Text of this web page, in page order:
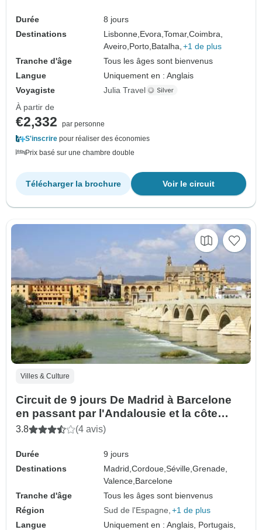
Durée
8 jours
Destinations
Lisbonne, Evora,Tomar,Coimbra,
Aveiro, Porto, Batalha, +1 de plus
Tranche d'âge
Tous les âges sont bienvenus
Langue
Uniquement en : Anglais
Voyagiste
Julia Travel
À partir de
€2,332
par personne
S'inscrire pour réaliser des économies
Prix basé sur une chambre double
Voir le circuit
Télécharger la brochure
Villes & Culture
Circuit de 9 jours De Madrid à Barcelone
en passant par l'Andalousie et la côte
méditerranéenne
3.8 (4 avis)
Durée
9 jours
Destinations
Madrid,Cordoue,Séville,Grenade,
Valence, Barcelone
Tranche d'âge
Tous les âges sont bienvenus
Région
Sud de l'Espagne +1 de plus
Langue
Uniquement en : Anglais, Portugais,